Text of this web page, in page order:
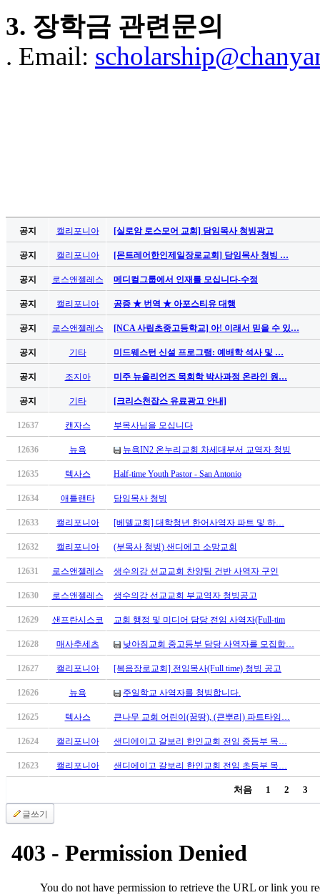
3. 장학금 관련문의
. Email:
공지 캘리포니아 [실로암 로스모어 교회] 담임목사 청빙광고
공지 캘리포니아 [몬트레어한인제일장로교회] 담임목사 청빙 …
공지 로스앤젤레스 메디컬그룹에서 인재를 모십니다-수정
공지 캘리포니아 공증 ★ 번역 ★ 아포스티유 대행
공지 로스앤젤레스 [NCA 사립초중고등학교] 아! 이래서 믿을 수 있…
공지 기타 미드웨스턴 신설 프로그램: 예배학 석사 및 …
공지 조지아 미주 뉴올리언즈 목회학 박사과정 온라인 원…
공지 기타 [크리스천잡스 유료광고 안내]
12637 캔자스 부목사님을 모십니다
12636 뉴욕 뉴욕IN2 온누리교회 차세대부서 교역자 청빙
12635 텍사스 Half-time Youth Pastor - San Antonio
12634 애틀랜타 담임목사 청빙
12633 캘리포니아 [베델교회] 대학청년 한어사역자 파트 및 하…
12632 캘리포니아 (부목사 청빙) 샌디에고 소망교회
12631 로스앤젤레스 생수의강 선교교회 찬양팀 건반 사역자 구인
12630 로스앤젤레스 생수의강 선교교회 부교역자 청빙공고
12629 샌프란시스코 교회 행정 및 미디어 담당 전임 사역자(Full-tim
12628 매사추세츠 낮아짐교회 중고등부 담당 사역자를 모집합…
12627 캘리포니아 [복음장로교회] 전임목사(Full time) 청빙 공고
12626 뉴욕 주일학교 사역자를 청빙합니다.
12625 텍사스 큰나무 교회 어린이(꿈땅), (큰뿌리) 파트타임…
12624 캘리포니아 샌디에이고 갈보리 한인교회 전임 중등부 목…
12623 캘리포니아 샌디에이고 갈보리 한인교회 전임 초등부 목…
처음 1 2 3
글쓰기